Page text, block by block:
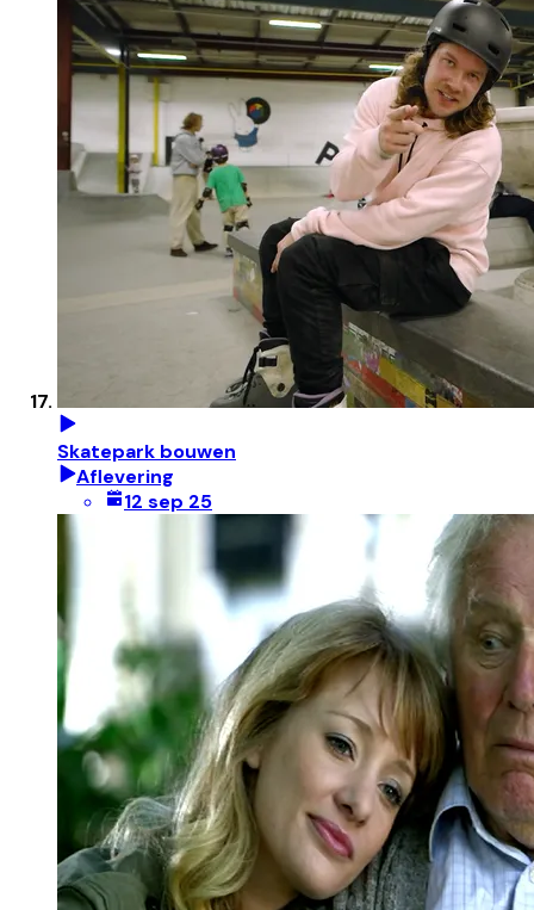
Skatepark bouwen
Aflevering
12 sep 25